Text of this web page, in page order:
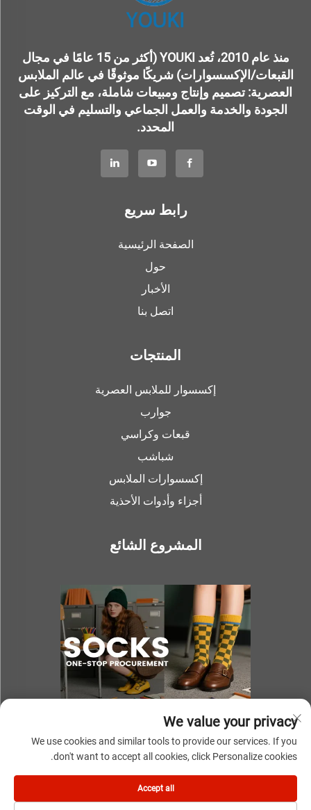
منذ عام 2010، تُعد YOUKI (أكثر من 15 عامًا في مجال
القبعات/الإكسسوارات) شريكًا موثوقًا في عالم الملابس
العصرية: تصميم وإنتاج ومبيعات شاملة، مع التركيز على
الجودة والخدمة والعمل الجماعي والتسليم في الوقت
المحدد.
رابط سريع
الصفحة الرئيسية
حول
الأخبار
اتصل بنا
المنتجات
إكسسوار للملابس العصرية
جوارب
قبعات وكراسي
شباشب
إكسسوارات الملابس
أجزاء وأدوات الأحذية
المشروع الشائع
حقوق الطبع والنشر © 2025 بواسطة NINGBO YOUKI UNITE IMP
& EXP CO.,LTD
We value your privacy
We use cookies and similar tools to provide our services. If you
don't want to accept all cookies, click Personalize cookies.
Accept all